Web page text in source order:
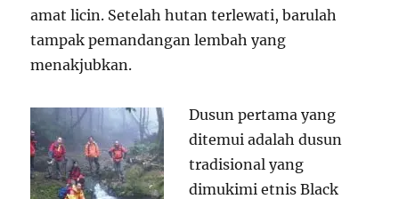
amat licin. Setelah hutan terlewati, barulah
tampak pemandangan lembah yang
menakjubkan.
Dusun pertama yang
ditemui adalah dusun
tradisional yang
dimukimi etnis Black